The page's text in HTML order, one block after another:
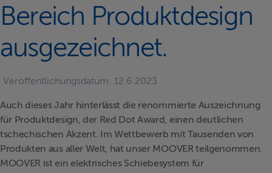
Bereich Produktdesign
ausgezeichnet.
Veröffentlichungsdatum: 12.6.2023
Auch dieses Jahr hinterlässt die renommierte Auszeichnung
für Produktdesign, der Red Dot Award, einen deutlichen
tschechischen Akzent. Im Wettbewerb mit Tausenden von
Produkten aus aller Welt, hat unser MOOVER teilgenommen.
MOOVER ist ein elektrisches Schiebesystem für